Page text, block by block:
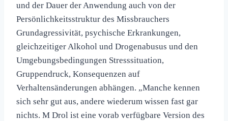
und der Dauer der Anwendung auch von der
Persönlichkeitsstruktur des Missbrauchers
Grundagressivität, psychische Erkrankungen,
gleichzeitiger Alkohol und Drogenabusus und den
Umgebungsbedingungen Stresssituation,
Gruppendruck, Konsequenzen auf
Verhaltensänderungen abhängen. „Manche kennen
sich sehr gut aus, andere wiederum wissen fast gar
nichts. M Drol ist eine vorab verfügbare Version des